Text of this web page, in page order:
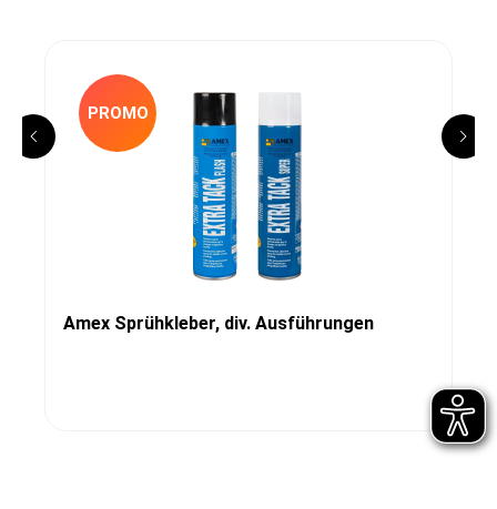
PROMO
Amex Sprühkleber, div. Ausführungen